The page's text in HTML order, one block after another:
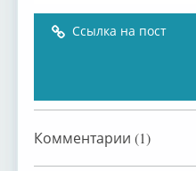
Ссылка на пост
Комментарии (1)